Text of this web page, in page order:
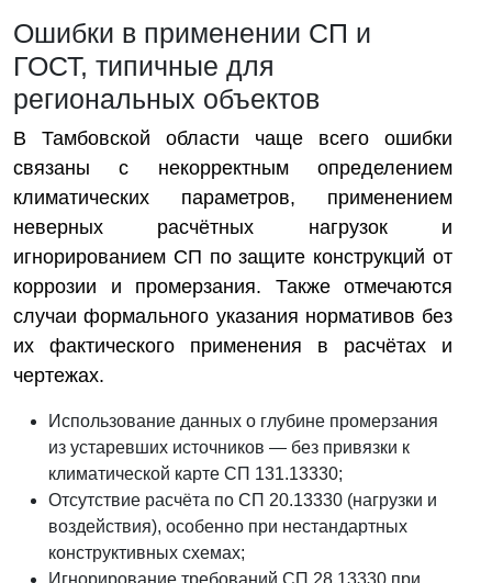
Ошибки в применении СП и
ГОСТ, типичные для
региональных объектов
В Тамбовской области чаще всего ошибки
связаны с некорректным определением
климатических параметров, применением
неверных расчётных нагрузок и
игнорированием СП по защите конструкций от
коррозии и промерзания. Также отмечаются
случаи формального указания нормативов без
их фактического применения в расчётах и
чертежах.
Использование данных о глубине промерзания
из устаревших источников — без привязки к
климатической карте СП 131.13330;
Отсутствие расчёта по СП 20.13330 (нагрузки и
воздействия), особенно при нестандартных
конструктивных схемах;
Игнорирование требований СП 28.13330 при